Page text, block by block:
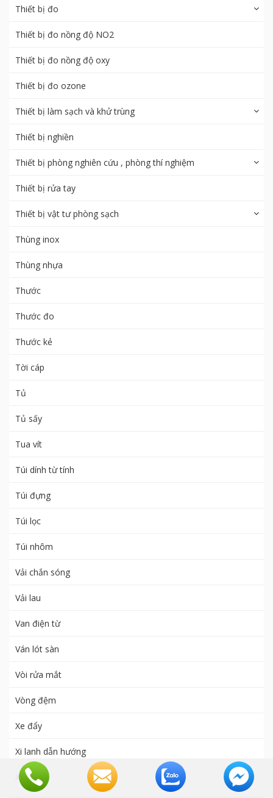
Thiết bị đo
Thiết bị đo nồng độ NO2
Thiết bị đo nồng độ oxy
Thiết bị đo ozone
Thiết bị làm sạch và khử trùng
Thiết bị nghiền
Thiết bị phòng nghiên cứu , phòng thí nghiệm
Thiết bị rửa tay
Thiết bị vật tư phòng sạch
Thùng inox
Thùng nhựa
Thước
Thước đo
Thước kẻ
Tời cáp
Tủ
Tủ sấy
Tua vít
Túi dính từ tính
Túi đựng
Túi lọc
Túi nhôm
Vải chắn sóng
Vải lau
Van điện từ
Ván lót sàn
Vòi rửa mắt
Vòng đệm
Xe đẩy
Xi lanh dẫn hướng
Xy Lanh